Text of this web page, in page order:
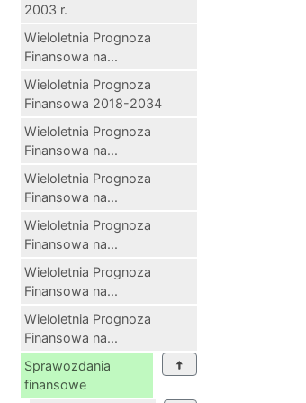
2003 r.
Wieloletnia Prognoza
Finansowa na...
Wieloletnia Prognoza
Finansowa 2018-2034
Wieloletnia Prognoza
Finansowa na...
Wieloletnia Prognoza
Finansowa na...
Wieloletnia Prognoza
Finansowa na...
Wieloletnia Prognoza
Finansowa na...
Wieloletnia Prognoza
Finansowa na...
Sprawozdania
finansowe